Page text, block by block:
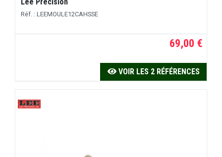
Réf. : LEEMOULE12CAHSSE
69,00 €
VOIR LES 2 RÉFÉRENCES